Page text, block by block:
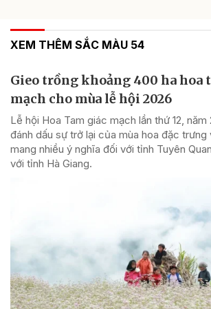
XEM THÊM SẮC MÀU 54
Gieo trồng khoảng 400 ha hoa
mạch cho mùa lễ hội 2026
Lễ hội Hoa Tam giác mạch lần thứ 12,
đánh dấu sự trở lại của mùa hoa đặc
mang nhiều ý nghĩa đối với tỉnh Tuyên
với tỉnh Hà Giang.